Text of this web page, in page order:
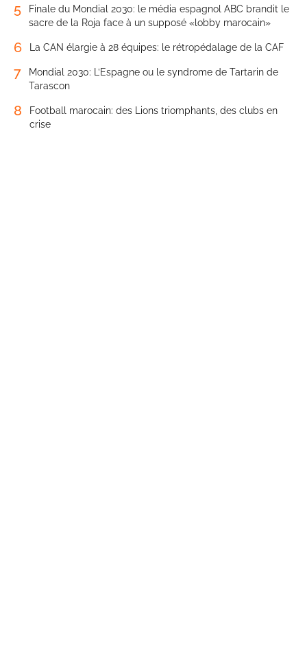
5
Finale du Mondial 2030: le média espagnol ABC brandit le
sacre de la Roja face à un supposé «lobby marocain»
6 La CAN élargie à 28 équipes: le rétropédalage de la CAF
7
Mondial 2030: L’Espagne ou le syndrome de Tartarin de
Tarascon
8
Football marocain: des Lions triomphants, des clubs en
crise